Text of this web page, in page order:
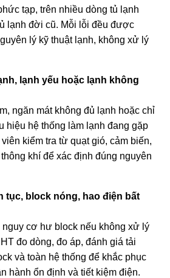
tạp, trên nhiều dòng tủ lạnh
lạnh đời cũ. Mỗi lỗi đều được
lý kỹ thuật lạnh, không xử lý
lạnh yếu hoặc lạnh không
ngăn mát không đủ lạnh hoặc chỉ
hiệu hệ thống làm lạnh đang gặp
kiểm tra từ quạt gió, cảm biến,
khí để xác định đúng nguyên
tục, block nóng, hao điện bất
cơ hư block nếu không xử lý
đo dòng, đo áp, đánh giá tải
và toàn hệ thống để khắc phục
hành ổn định và tiết kiệm điện.